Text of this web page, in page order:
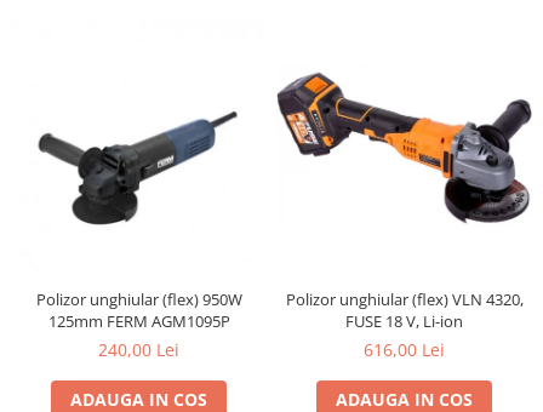
Polizor unghiular (flex) 950W
125mm FERM AGM1095P
240,00 Lei
ADAUGA IN COS
Polizor unghiular (flex) VLN 4320,
FUSE 18 V, Li-ion
616,00 Lei
ADAUGA IN COS